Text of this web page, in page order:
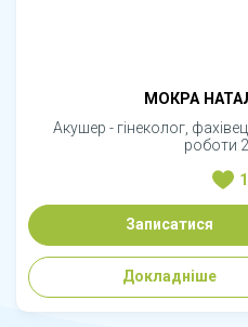
МОКРА
Акушер - гінеколог,
роботи
Записатися
Докладніше